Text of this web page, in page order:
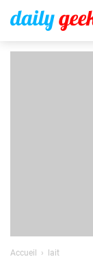
Accueil lait